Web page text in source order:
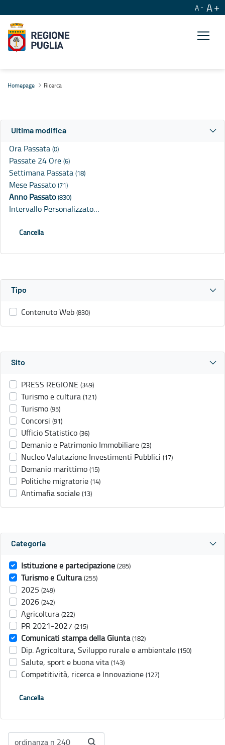
A A
Homepage Ricerca
Ultima modifica
Ora Passata (0)
Passate 24 Ore (6)
Settimana Passata (18)
Mese Passato (71)
Anno Passato(830)
Intervallo Personalizzato…
Cancella
Tipo
Contenuto Web (830)
Sito
PRESS REGIONE (349)
Turismo e cultura (121)
Turismo (95)
Concorsi (91)
Ufficio Statistico (36)
Demanio e Patrimonio Immobiliare (23)
Nucleo Valutazione Investimenti Pubblici (17)
Demanio marittimo (15)
Politiche migratorie (14)
Antimafia sociale (13)
Categoria
Istituzione e partecipazione (285)
Turismo e Cultura (255)
2025 (249)
2026 (242)
Agricoltura (222)
PR 2021-2027 (215)
Comunicati stampa della Giunta (182)
Dip. Agricoltura, Sviluppo rurale e ambientale (150)
Salute, sport e buona vita (143)
Competitività, ricerca e Innovazione (127)
Cancella